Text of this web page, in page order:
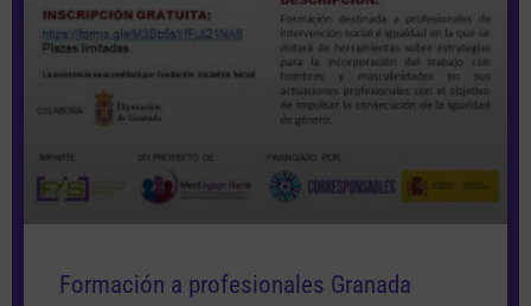
Formación a profesionales Granada